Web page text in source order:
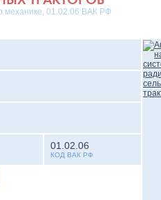
механике, 01.02.06 ВАК РФ
01.02.06
КОД ВАК РФ